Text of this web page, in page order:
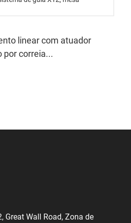
linear com atuador
por correia...
Great Wall Road, Zona de